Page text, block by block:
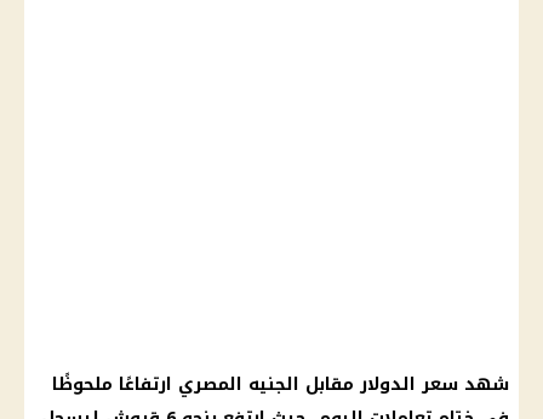
شهد سعر الدولار مقابل الجنيه المصري ارتفاعًا ملحوظًا